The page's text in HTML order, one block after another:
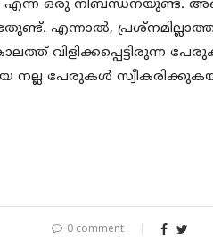
എന്ന ഒരു നിബന്ധനയുണ്ട്.
എന്നാല്‍,
വിളിക്കപ്പെട്ടിരുന്ന
നല്ല പേരുകള്‍
0 comment